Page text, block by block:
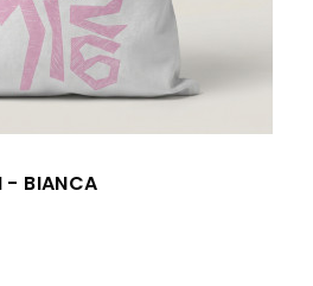
- BIANCA